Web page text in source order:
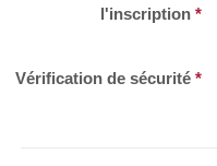
l'inscription *
Vérification de sécurité *